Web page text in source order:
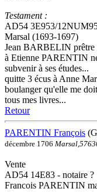
Testament :
AD54 3E953/
Marsal (1693-1697)
Jean BARBELIN prêtre
à Etienne PARENTIN
subvenir à ses études...
quitte 3 écus à Anne
boulanger qu'elle me doit
tous mes livres...
Retour
PARENTIN François
décembre 1706
Vente
AD54 14E83 - notaire ?
Francois PARENTIN